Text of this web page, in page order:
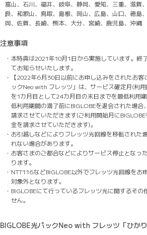
富山、石川、福井、岐阜、静岡、愛知、三重、滋賀
良、和歌山、鳥取、島根、岡山、広島、山口、徳島
岡、佐賀、長崎、熊本、大分、宮崎、鹿児島、沖縄
注意事項
・本特典は2021年10月1日から実施しています。終
てお知らせいたします。
・【2022年6月30日以前にお申し込みをされたお客
ックNeo with フレッツ」は、サービス確定月(利
を1カ月目として24カ月目の末日までを最低利用
低利用期間の満了前にBIGLOBEを退会された場
請求させていただきます(ご利用開始月に
金を請求させていただきます)。
・お引越しなどによりフレッツ光回線を移転された
れない場合があります。
・お客さまのご都合などによりサービス停止となっ
ります。
・NTT116などBIGLOBE以外でフレッツ光回線をお
対象外となります。
・BIGLOBEにて行っているフレッツ光に関するそ
せん。
BIGLOBE光パックNeo with フレッツ「ひか